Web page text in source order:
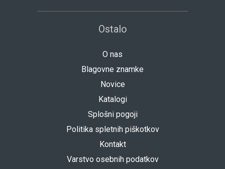
Ostalo
O nas
Blagovne znamke
Novice
Katalogi
Splošni pogoji
Politika spletnih piškotkov
Kontakt
Varstvo osebnih podatkov